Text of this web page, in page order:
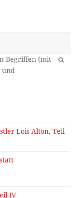
OK
Lois Alton, Teil
IV